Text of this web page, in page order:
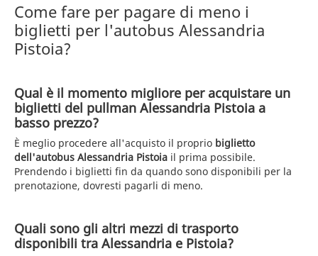
Come fare per pagare di meno i
biglietti per l'autobus Alessandria
Pistoia?
Qual è il momento migliore per acquistare un
biglietti del pullman Alessandria Pistoia a
basso prezzo?
È meglio procedere all'acquisto il proprio biglietto
dell'autobus Alessandria Pistoia il prima possibile.
Prendendo i biglietti fin da quando sono disponibili per la
prenotazione, dovresti pagarli di meno.
Quali sono gli altri mezzi di trasporto
disponibili tra Alessandria e Pistoia?